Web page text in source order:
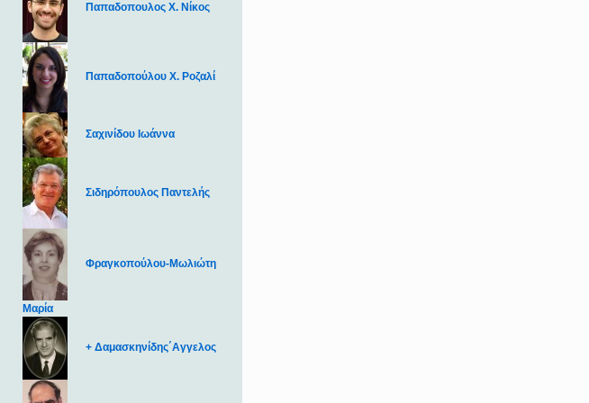
Παπαδοπουλος Χ. Νίκος
Παπαδοπούλου Χ. Ροζαλί
Σαχινίδου Ιωάννα
Σιδηρόπουλος Παντελής
Φραγκοπούλου-Μωλιώτη
Μαρία
+ Δαμασκηνίδης΄Αγγελος